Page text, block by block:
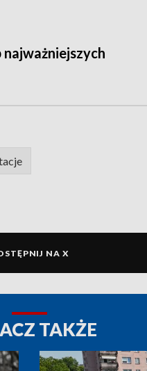
najważniejszych
NA X
TAKŻE